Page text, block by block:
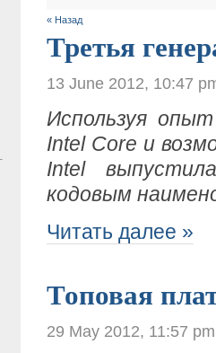
« Назад
Третья
13 June 2012, 10:47
Используя
Intel Core и
Intel
кодовым
Читать далее »
Топовая
29 May 2012, 11:57 pm